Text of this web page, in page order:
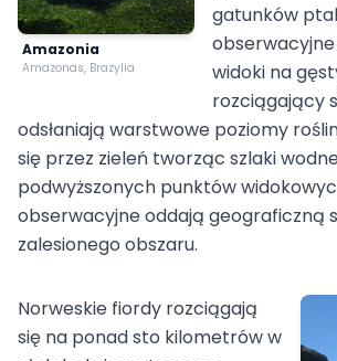
Amazonia
Amazonas, Brazylia
gatunków
widoki na
rozciągający
odsłaniają warstwowe poziomy
się przez zieleń tworząc szlaki
podwyższonych punktów
obserwacyjne oddają geograficzną
zalesionego obszaru.
Norweskie fiordy rozciągają
się na ponad sto kilometrów w